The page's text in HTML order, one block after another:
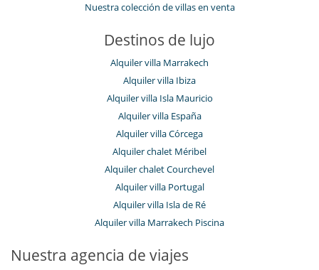
Nuestra colección de villas en venta
Destinos de lujo
Alquiler villa Marrakech
Alquiler villa Ibiza
Alquiler villa Isla Mauricio
Alquiler villa España
Alquiler villa Córcega
Alquiler chalet Méribel
Alquiler chalet Courchevel
Alquiler villa Portugal
Alquiler villa Isla de Ré
Alquiler villa Marrakech Piscina
Nuestra agencia de viajes